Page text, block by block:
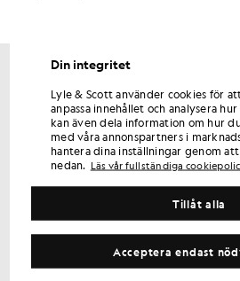
Få 15 % rabatt på din första
Registrera dig för erbjudanden
förtursrätt och belöningar.
E-postadress
Inställningar för cookies
Din integritet
Lyle & Scott använder cookies för
anpassa innehållet och analysera
kan även dela information om hur
med våra annonspartners i
hantera dina inställningar genom
nedan. Läs vår fullständiga
Acceptera endast
Tillåt alla